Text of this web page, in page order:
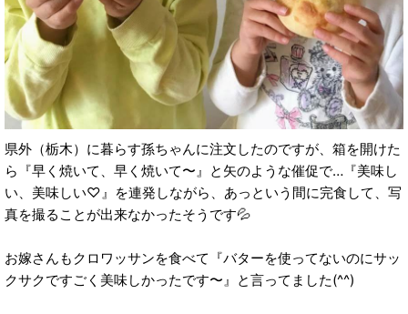
県外（栃木）に暮らす孫ちゃんに注文したのですが、箱を開けた
ら『早く焼いて、早く焼いて〜』と矢のような催促で…『美味し
い、美味しい♡』を連発しながら、あっという間に完食して、写
真を撮ることが出来なかったそうです💦
お嫁さんもクロワッサンを食べて『バターを使ってないのにサッ
クサクですごく美味しかったです〜』と言ってました(^^)